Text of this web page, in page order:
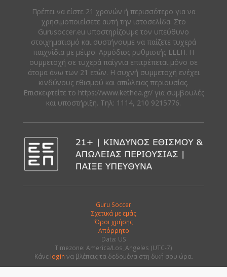
Πρέπει να είστε 21 χρονών ή περισσότερο για να
χρησιμοποιείσετε αυτή την ιστοσελίδα. Στο
Gurusoccer.eu υποστηρίζουμε τον υπεύθυνο
στοιχηματισμό και συστήνουμε να παίζετε τυχερά
παιχνίδια με μέτρο. Αρμόδιος ρυθμιστής ΕΕΕΠ. Η
συμμετοχή σε τυχερά παίγνια επιτρέπεται μόνο σε
άτομα άνω των 21 ετών. Η συχνή συμμετοχή ενέχει
κινδύνους εθισμού και απώλειας περιουσίας.
Eπισκεφτείτε το https://www.kethea.gr/ για συμβουλές
και υποστήριξη. Tηλ: 1114, 210 9215776.
Guru Soccer
Σχετικά με εμάς
Όροι χρήσης
Απόρρητο
Data: US
Timezone: America/Los_Angeles (UTC-7)
Κάνε login να βλέπεις τα δεδομένα στη δική σου ώρα.